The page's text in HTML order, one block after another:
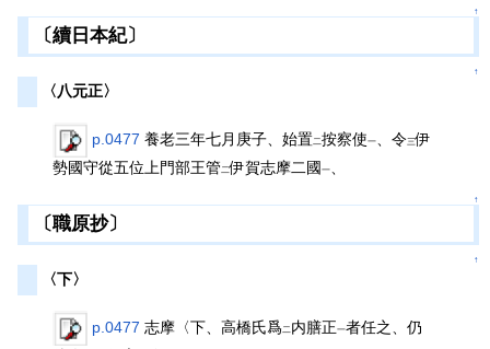
↑
〔續日本紀〕
↑
〈八元正〉
p.0477 養老三年七月庚子、始置二按察使一 、令三伊
勢國守從五位上門部王管二伊賀志摩二國一
↑
〔職原抄〕
↑
〈下〉
p.0477 志摩〈下、高橋氏爲二内膳正一者任之、仍